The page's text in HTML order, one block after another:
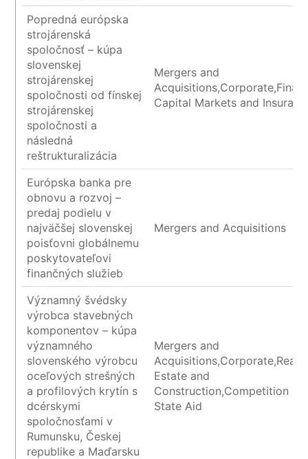
Popredná európska
strojárenská
spoločnosť – kúpa
slovenskej
strojárenskej
spoločnosti od fínskej
strojárenskej
spoločnosti a
následná
reštrukturalizácia
Mergers and
Capital Markets and
Európska banka pre
obnovu a rozvoj –
predaj podielu v
najväčšej slovenskej
poisťovni globálnemu
poskytovateľovi
finančných služieb
Mergers and Acquisitions
Významný švédsky
výrobca stavebných
komponentov – kúpa
významného
slovenského výrobcu
oceľových strešných
a profilových krytín s
dcérskymi
spoločnosťami v
Rumunsku, Českej
republike a Maďarsku
Mergers and
Acquisitions,Corporate,Real
Estate and
Construction,Competition
State Aid